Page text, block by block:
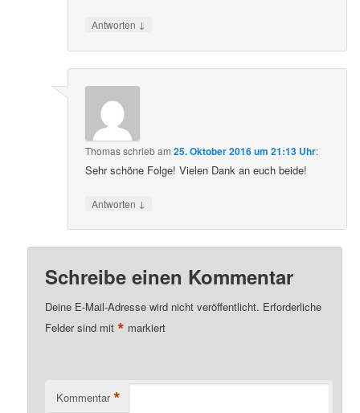
Antworten ↓
Thomasschriebam25. Oktober 2016 um 21:13 Uhr:
Sehr schöne Folge! Vielen Dank an euch beide!
Antworten ↓
Schreibe einen Kommentar
Deine E-Mail-Adresse wird nicht veröffentlicht. Erforderliche
Felder sind mit* markiert
Kommentar *